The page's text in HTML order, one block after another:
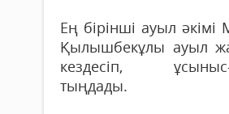
Ең бірінші ауыл
Қылышбекұлы ауыл
кездесіп, ұсыныс-
тыңдады.